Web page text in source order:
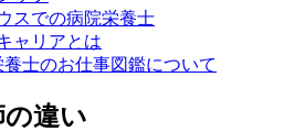
スでの病院栄養士
ャリアとは
士のお仕事図鑑について
違い